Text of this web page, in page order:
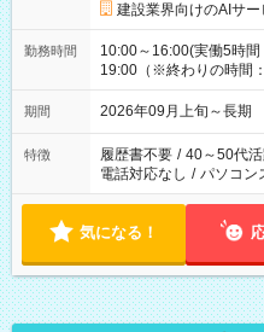
建設業界向けのAIサ
勤務時間
10:00～16:00(実働5時
19:00（※終わりの時間
期間 2026年09月上旬～長期
特徴 履歴書不要 / 40～50代
電話対応なし / パソコン
気になる！